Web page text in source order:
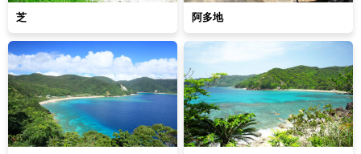
芝 阿多地